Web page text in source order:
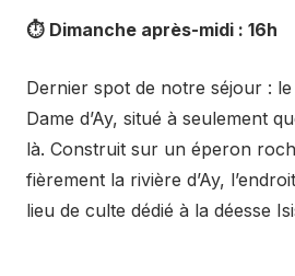
⏱️ Dimanche après-midi : 16h
Dernier spot de notre séjour :
Dame d’Ay, situé à seulement
là. Construit sur un éperon
fièrement la rivière d’Ay,
lieu de culte dédié à la déesse